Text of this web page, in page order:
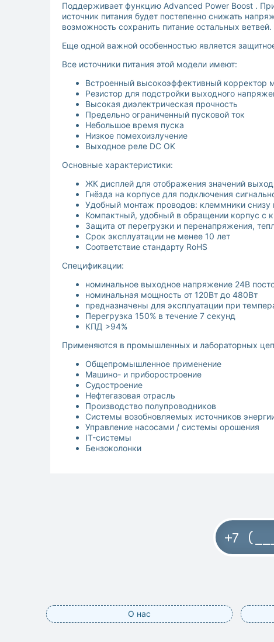
Поддерживает функцию Advanced Power Boost .
источник питания будет постепенно снижать
возможность сохранить питание остальных ветвей.
Еще одной важной особенностью является
Все источники питания этой модели имеют:
Встроенный высокоэффективный корректор
Резистор для подстройки выходного
Высокая диэлектрическая прочность
Предельно ограниченный пусковой ток
Небольшое время пуска
Низкое помехоизлучение
Выходное реле DC OK
Основные характеристики:
ЖК дисплей для отображения значений
Гнёзда на корпусе для подключения
Удобный монтаж проводов: клеммники снизу
Компактный, удобный в обращении корпус с
Защита от перегрузки и перенапряжения,
Срок эксплуатации не менее 10 лет
Соответствие стандарту RoHS
Спецификации:
номинальное выходное напряжение 24В
номинальная мощность от 120Вт до 480Вт
предназначены для эксплуатации при
Перегрузка 150% в течение 7 секунд
КПД >94%
Применяются в промышленных и лабораторных
Общепромышленное применение
Машино- и приборостроение
Судостроение
Нефтегазовая отрасль
Производство полупроводников
Системы возобновляемых источников
Управление насосами / системы орошения
IT-системы
Бензоколонки
О нас